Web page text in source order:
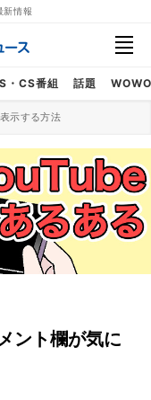
新情報
・CS番組 話題
示する方法
ント欄が気に